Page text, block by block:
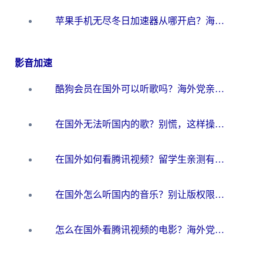
苹果手机无尽冬日加速器从哪开启？海外玩家的冬日生存指南
影音加速
酷狗会员在国外可以听歌吗？海外党亲测有效：3步解决音乐权限难题
在国外无法听国内的歌？别慌，这样操作就能畅听QQ音乐（附亲测加速器推荐）
在国外如何看腾讯视频？留学生亲测有效的回国加速方案
在国外怎么听国内的音乐？别让版权限制断了你的华语歌单
怎么在国外看腾讯视频的电影？海外党亲测有效的回国加速指南